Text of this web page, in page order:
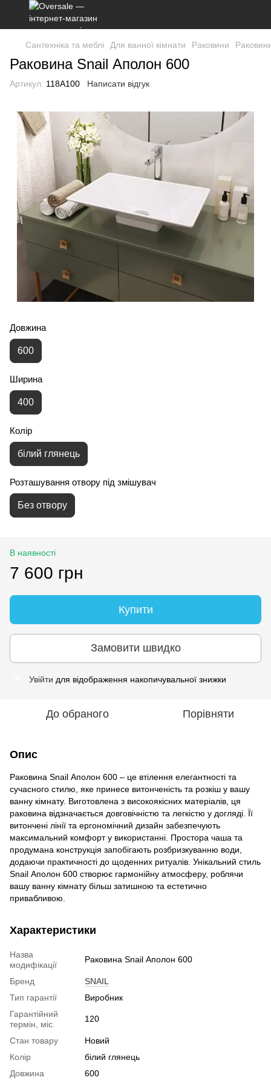
Сантехніка та меблі Для ванної кімнати Раковини
Раковина Snail Аполон 600
Артикул: 118A100 Написати відгук
Довжина
600
Ширина
400
Колір
білий глянець
Розташування отвору під змішувач
Без отвору
В наявності
7 600 грн
Купити
Замовити швидко
Увійти для відображення накопичувальної знижки
До обраного Порівняти
Опис
Раковина Snail Аполон 600 – це втілення елегантності та
сучасного стилю, яке принесе витонченість та розкіш у вашу
ванну кімнату. Виготовлена з високоякісних матеріалів, ця
раковина відзначається довговічністю та легкістю у догляді. Її
витончені лінії та ергономічний дизайн забезпечують
максимальний комфорт у використанні. Простора чаша та
продумана конструкція запобігають розбризкуванню води,
додаючи практичності до щоденних ритуалів. Унікальний стиль
Snail Аполон 600 створює гармонійну атмосферу, роблячи
вашу ванну кімнату більш затишною та естетично
привабливою.
Характеристики
Назва
модифікації
Раковина Snail Аполон 600
Бренд
SNAIL
Тип гарантії
Виробник
Гарантійний
термін, міс.
120
Стан товару
Новий
Колір
білий глянець
Довжина
600